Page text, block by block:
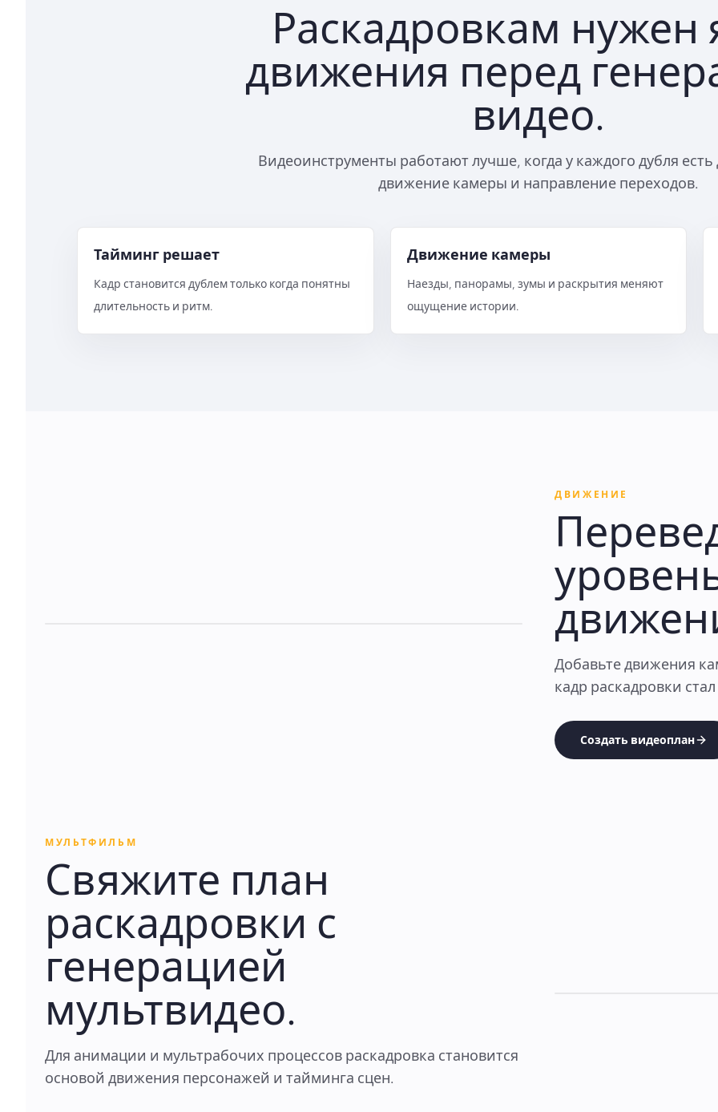
Раскадровкам нужен
движения перед
видео.
Видеоинструменты работают лучше, когда у каждого дубля есть
движение камеры и направление переходов.
Тайминг решает
Кадр становится дублем только когда понятны
длительность и ритм.
Движение камеры
Наезды, панорамы, зумы и раскрытия меняют
ощущение истории.
ДВИЖЕНИЕ
Добавьте движения
кадр раскадровки
Создать видеоплан
МУЛЬТФИЛЬМ
Свяжите план
раскадровки с
генерацией
мультвидео.
Для анимации и мультрабочих процессов раскадровка становится
основой движения персонажей и тайминга сцен.